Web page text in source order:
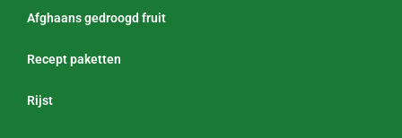
Afghaans gedroogd fruit
Recept paketten
Rijst